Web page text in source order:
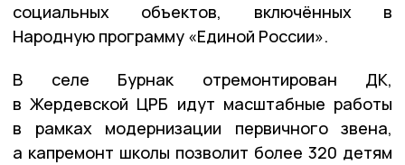
социальных объектов, включённых в
Народную программу «Единой России».
В селе Бурнак отремонтирован ДК,
в Жердевской ЦРБ идут масштабные работы
в рамках модернизации первичного звена,
а капремонт школы позволит более 320 детям